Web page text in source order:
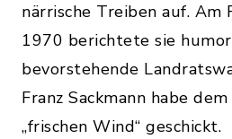
närrische Treiben auf. Am
1970 berichtete sie
bevorstehende
Franz Sackmann habe
„frischen Wind“ geschickt.